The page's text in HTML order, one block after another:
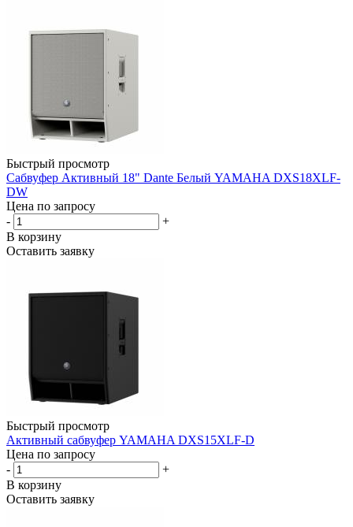
Быстрый просмотр
Сабвуфер Активный 18" Dante Белый YAMAHA DXS18XLF-
DW
Цена по запросу
-
+
В корзину
Оставить заявку
Быстрый просмотр
Активный сабвуфер YAMAHA DXS15XLF-D
Цена по запросу
-
+
В корзину
Оставить заявку